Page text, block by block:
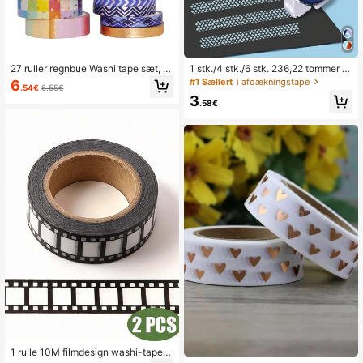
4.91 11K Følgere
11K Følgere
4.91
4.91 11K Følgere
27 ruller regnbue Washi tape sæt, m
etallisk folie og mønstrede dekorati
ve tape til dagbøger, planlæggere, g
6.54€ 6.55€
1 rulle 10M filmdesign washi-tape, s
1 stk./4 stk./6 stk. 236,22 tommer *
236,22 tommer dobbeltklæbende pr
ikker gør-det-selv scrapbooking al
bum skoleartikler taperulle
#1 Sællert i afdækningstape
3.58€